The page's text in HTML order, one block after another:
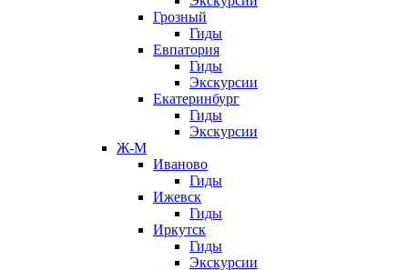
Грозный
Гиды
Евпатория
Гиды
Экскурсии
Екатеринбург
Гиды
Экскурсии
Ж-М
Иваново
Гиды
Ижевск
Гиды
Иркутск
Гиды
Экскурсии